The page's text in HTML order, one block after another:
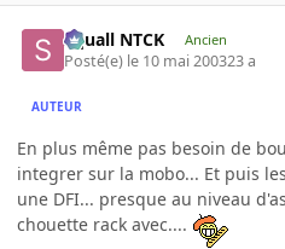
Squall NTCK Ancien
Posté(e) le 10 mai 200323 a
AUTEUR
En plus même pas besoin de
integrer sur la mobo... Et puis
une DFI... presque au niveau
chouette rack avec....